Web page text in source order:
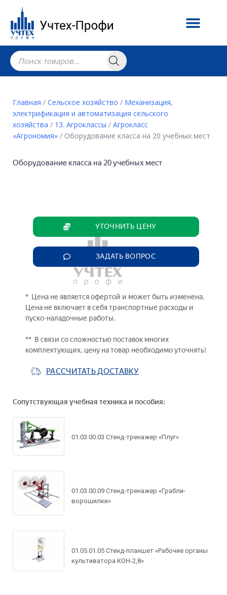
Главная / Сельское хозяйство / Механизация,
электрификация и автоматизация сельского
хозяйства / 13. Агроклассы / Агрокласс
«Агрономия» / Оборудование класса на 20 учебных мест
Оборудование класса на 20 учебных мест
УТОЧНИТЬ ЦЕНУ
ЗАДАТЬ ВОПРОС
* Цена не является офертой и может быть изменена.
Цена не включает в себя транспортные расходы и
пуско-наладочные работы.
** В связи со сложностью поставок многих
комплектующих, цену на товар необходимо уточнять!
РАССЧИТАТЬ ДОСТАВКУ
Сопутствующая учебная техника и пособия:
01.03.00.03 Стенд-тренажер «Плуг»
01.03.00.09 Стенд-тренажер «Грабли-
ворошилки»
01.05.01.05 Стенд-планшет «Рабочие органы
культиватора КОН-2,8»
Запросить цену
Ваше имя*
Ваш e-mail*
Задать вопрос по
товару
Ваше имя*
Ваш e-mail*
Товар*
Рассчитать доставку
Ваше имя*
Ваш e-mail*